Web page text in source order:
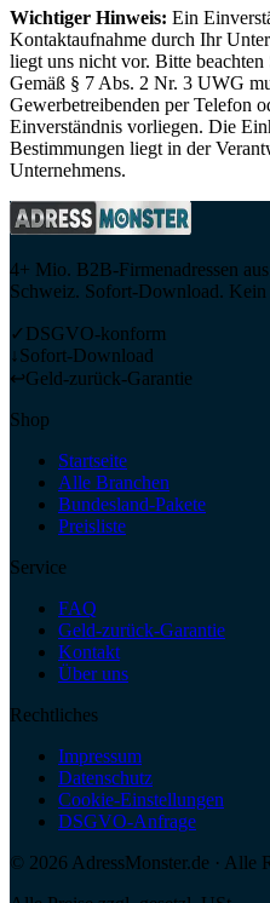
Wichtiger Hinweis: Ein
Kontaktaufnahme durch Ihr
liegt uns nicht vor. Bitte
Gemäß § 7 Abs. 2 Nr. 3 UWG
Gewerbetreibenden per Telefon
Einverständnis vorliegen. Die
Bestimmungen liegt in der
Unternehmens.
4+ Mio. B2B-Firmenadressen
Schweiz. Sofort-Download. Kein
✓ DSGVO-konform
↓Sofort-Download
↩Geld-zurück-Garantie
Shop
Startseite
Alle Branchen
Bundesland-Pakete
Preisliste
Service
FAQ
Geld-zurück-Garantie
Kontakt
Über uns
Rechtliches
Impressum
Datenschutz
Cookie-Einstellungen
DSGVO-Anfrage
© 2026 AdressMonster.de · Alle